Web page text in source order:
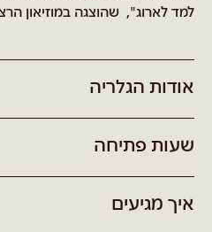
למד לארוג", שהוצגה במוזיאון הרצליה
אודות הגלריה
שעות פתיחה
איך מגיעים